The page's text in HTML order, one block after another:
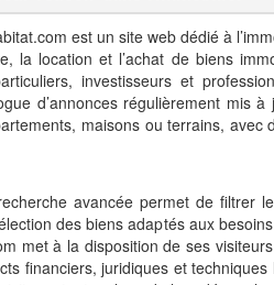
est un site web dédié à
la location et l’achat de biens
investisseurs et
d’annonces régulièrement mis
maisons ou terrains, avec
avancée permet de filtrer
des biens adaptés aux
met à la disposition de ses
financiers, juridiques et